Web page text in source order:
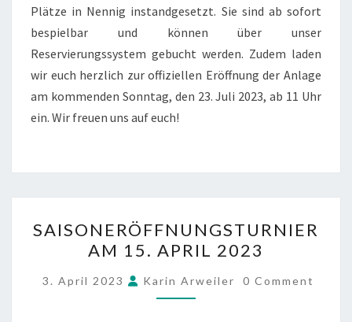
Plätze in Nennig instandgesetzt. Sie sind ab sofort
bespielbar und können über unser
Reservierungssystem gebucht werden. Zudem laden
wir euch herzlich zur offiziellen Eröffnung der Anlage
am kommenden Sonntag, den 23. Juli 2023, ab 11 Uhr
ein. Wir freuen uns auf euch!
AM
15.
APRIL
2023
SAISONERÖFFNUNGSTURNIER
AM 15. APRIL 2023
3. April 2023 Karin Arweiler COMMENTS
0 Comment